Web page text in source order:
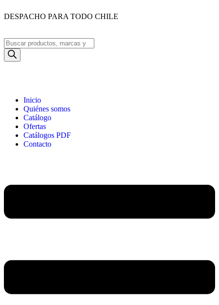
DESPACHO PARA TODO CHILE
Inicio
Quiénes somos
Catálogo
Ofertas
Catálogos PDF
Contacto